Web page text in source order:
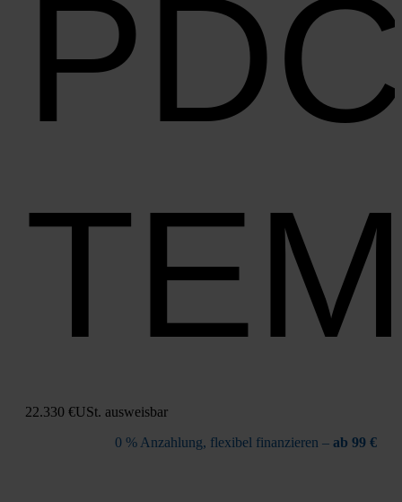
22.330 €USt. aus­weis­bar
0 % Anzah­lung, fle­xi­bel finan­zie­ren – ab 99 €